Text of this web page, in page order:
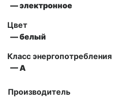
—электронное
Цвет
— белый
Класс энергопотребления
— A
Производитель